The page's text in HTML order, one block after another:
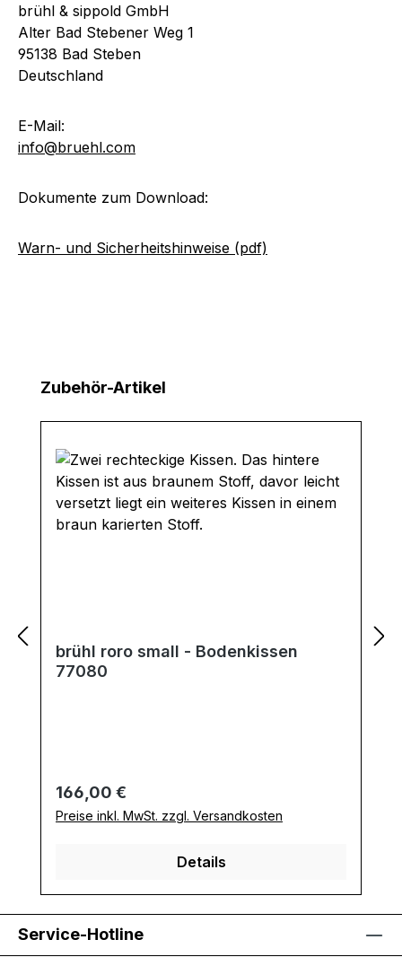
brühl & sippold GmbH
Alter Bad Stebener Weg 1
95138 Bad Steben
Deutschland
E-Mail:
info@bruehl.com
Dokumente zum Download:
Warn- und Sicherheitshinweise (pdf)
Produktgalerie überspringen
Zubehör-Artikel
brühl roro small - Bodenkissen
77080
Regulärer Preis:
166,00 €
Preise inkl. MwSt. zzgl. Versandkosten
Details
Service-Hotline